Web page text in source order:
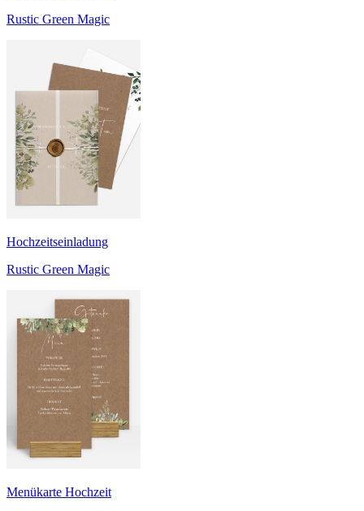
Rustic Green Magic
Hochzeitseinladung
Rustic Green Magic
Menükarte Hochzeit